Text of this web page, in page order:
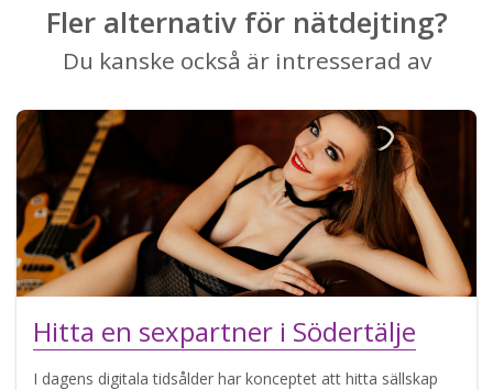
Fler alternativ för nätdejting?
Du kanske också är intresserad av
Hitta en sexpartner i Södertälje
I dagens digitala tidsålder har konceptet att hitta sällskap